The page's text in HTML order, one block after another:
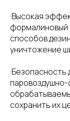
·Высокая
формалиновый
способов
уничтожение
сохранить их